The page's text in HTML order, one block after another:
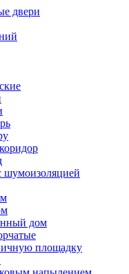
двери
шумоизоляцией
дом
площадку